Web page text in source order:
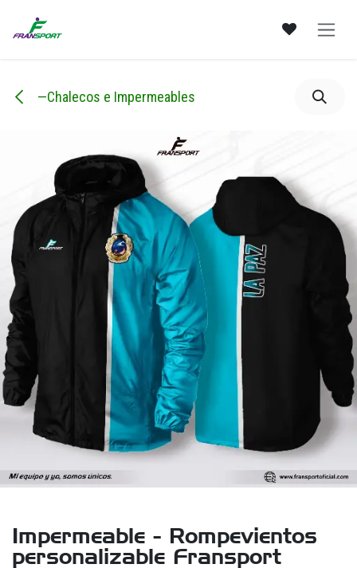
—Chalecos e Impermeables
Impermeable - Rompevientos
personalizable Fransport